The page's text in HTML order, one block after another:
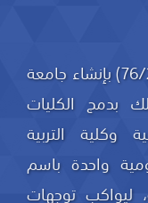
جاء المرسوم السلطاني رقم (76/2020) بإنشاء جامعة
بدمج الكليات
وكلية التربية
واحدة باسم
ليواكب توجهات